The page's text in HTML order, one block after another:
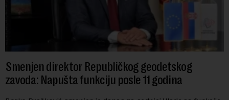
Smenjen direktor Republičkog geodetskog
zavoda: Napušta funkciju posle 11 godina